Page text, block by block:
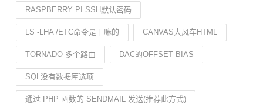
RASPBERRY PI SSH默认密码
LS -LHA /ETC命令是干嘛的 CANVAS大风车HTML
TORNADO 多个路由 DAC的OFFSET BIAS
SQL没有数据库选项
通过 PHP 函数的 SENDMAIL 发送(推荐此方式)